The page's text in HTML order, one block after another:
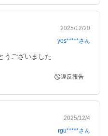
2025/12/20
yos*****さん
うございました
違反報告
2025/12/4
rgu*****さん